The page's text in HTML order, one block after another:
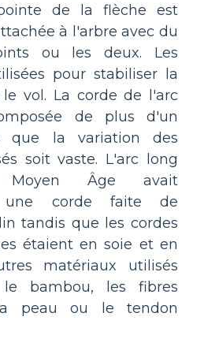
de la flèche est
à l'arbre avec du
ou les deux. Les
pour stabiliser la
vol. La corde de l'arc
de plus d'un
que la variation des
soit vaste. L'arc long
Âge avait
une corde faite de
tandis que les cordes
étaient en soie et en
matériaux utilisés
bambou, les fibres
peau ou le tendon